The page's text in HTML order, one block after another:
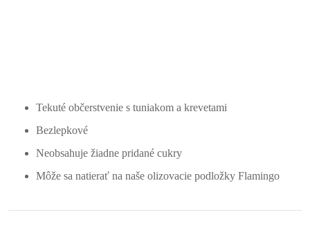
Tekuté občerstvenie s tuniakom a krevetami
Bezlepkové
Neobsahuje žiadne pridané cukry
Môže sa natierať na naše olizovacie podložky Flamingo